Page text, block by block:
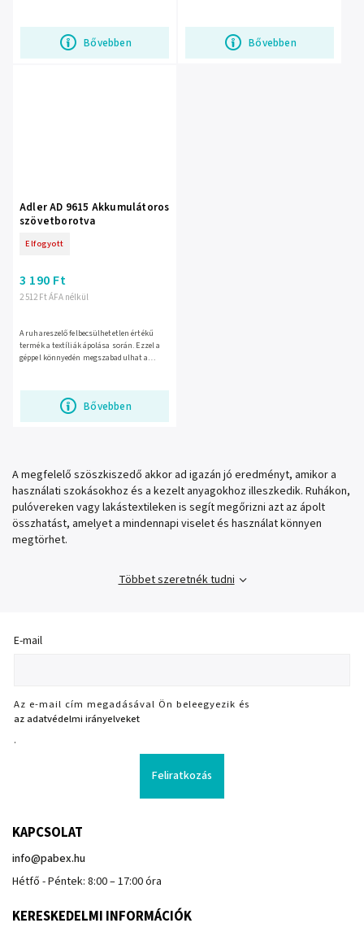
Bővebben Bővebben
Adler AD 9615 Akkumulátoros
szövetborotva
Elfogyott
2 512 Ft ÁFA nélkül
3 190 Ft
Bővebben
A ruhareszelő felbecsülhetetlen értékű
termék a textíliák ápolása során. Ezzel a
géppel könnyedén megszabadulhat a
A megfelelő szöszkiszedő akkor ad igazán jó eredményt, amikor a
használati szokásokhoz és a kezelt anyagokhoz illeszkedik. Ruhákon,
pulóvereken vagy lakástextileken is segít megőrizni azt az ápolt
összhatást, amelyet a mindennapi viselet és használat könnyen
megtörhet.
Többet szeretnék tudni
E-mail
Az e-mail cím megadásával Ön beleegyezik és
az adatvédelmi irányelveket
.
Feliratkozás
KAPCSOLAT
info@pabex.hu
Hétfő - Péntek: 8:00 – 17:00 óra
KERESKEDELMI INFORMÁCIÓK